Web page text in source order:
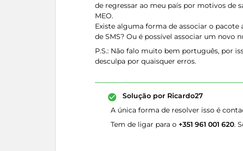
de regressar ao meu país por motivos de
MEO.
Existe alguma forma de associar o
de SMS? Ou é possível associar um novo
P.S.: Não falo muito bem português, por
desculpa por quaisquer erros.
Solução por Ricardo27
A única forma de resolver isso é
Tem de ligar para o +351 961 001 620.